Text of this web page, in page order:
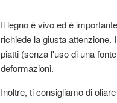
Il legno è vivo ed è
richiede la giusta attenzione.
piatti (senza l'uso di una
deformazioni.
Inoltre, ti consigliamo di